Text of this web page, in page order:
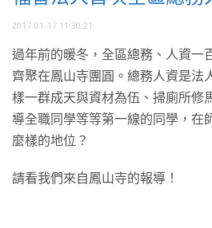
2017-01-17 11:30:21
過年前的暖冬，全區總務、人資一
齊聚在鳳山寺團圓。總務人資是法
樣一群成天與資材為伍、掃廁所修
導全職同學等等第一線的同學，在
麼樣的地位？
請看我們來自鳳山寺的報導！